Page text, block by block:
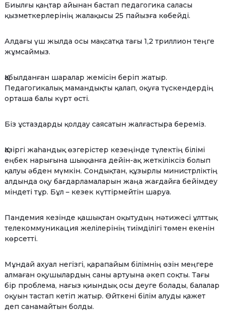
Биылғы қаңтар айынан бастап педагогика саласы
қызметкерлерінің жалақысы 25 пайызға көбейді.
Алдағы үш жылда осы мақсатқа тағы 1,2 триллион теңге
жұмсаймыз.
Қабылданған шаралар жемісін беріп жатыр.
Педагогикалық мамандықты қалап, оқуға түскендердің
орташа балы күрт өсті.
Біз ұстаздарды қолдау саясатын жалғастыра береміз.
Қазіргі жаһандық өзгерістер кезеңінде түлектің білімі
еңбек нарығына шыққанға дейін-ақ жеткіліксіз болып
қалуы әбден мүмкін. Сондықтан, құзырлы министрліктің
алдында оқу бағдарламаларын жаңа жағдайға бейімдеу
міндеті тұр. Бұл – кезек күттірмейтін шаруа.
Пандемия кезінде қашықтан оқытудың нәтижесі ұлттық
телекоммуникация желілерінің тиімділігі төмен екенін
көрсетті.
Мұндай ахуал негізгі, қарапайым білімнің өзін меңгере
алмаған оқушылардың саны артуына әкеп соқты. Тағы
бір проблема, нағыз қиындық осы деуге болады, балалар
оқуын тастап кетіп жатыр. Өйткені білім алуды қажет
деп санамайтын болды.